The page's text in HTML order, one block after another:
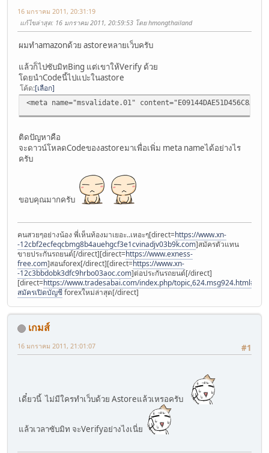
16 มกราคม 2011, 20:31:19
แก้ไขล่าสุด: 16 มกราคม 2011, 20:59:53 โดย hmongthailand
ผมทำamazonด้วย astoreหลายเว็บครับ
แล้วก็ไปซับมิทBing แต่เขาให้Verify ด้วย
โดยนำCodeนี้ไปแปะในastore
โค้ด เลือก
<meta name="msvalidate.01"
ติดปัญหาคือ
จะดาวน์โหลดCodeของastoreมาเพื่อเพิ่ม meta nameได้อย่างไร
ครับ
ขอบคุณมากครับ
คนสวยๆอย่างน้อง พี่เห็นท้องมาเยอะ..เหอะๆ[direct=https://www.xn-
-12cbf2ecfeqcbmg8b4auehgcf3e1cvinadjv03b9k.com]สมัครตัวแทน
ขายประกันรถยนต์[/direct][direct=https://www.exness-
free.com]สอนforex[/direct][direct=https://www.xn-
-12c3bbdobk3dfc9hrbo03aoc.com]ต่อประกันรถยนต์[/direct]
[direct=https://www.tradesabai.com/index.php/
สมัครเปิดบัญชีforexใหม่ล่าสุด[/direct]
เกมส์
#1
16 มกราคม 2011, 21:01:07
เดี๋ยวนี้ ไม่มีใครทำเว็บด้วย Astoreแล้วเหรอครับ
แล้วเวลาซับมิท จะVerifyอย่างไงเนี่ย